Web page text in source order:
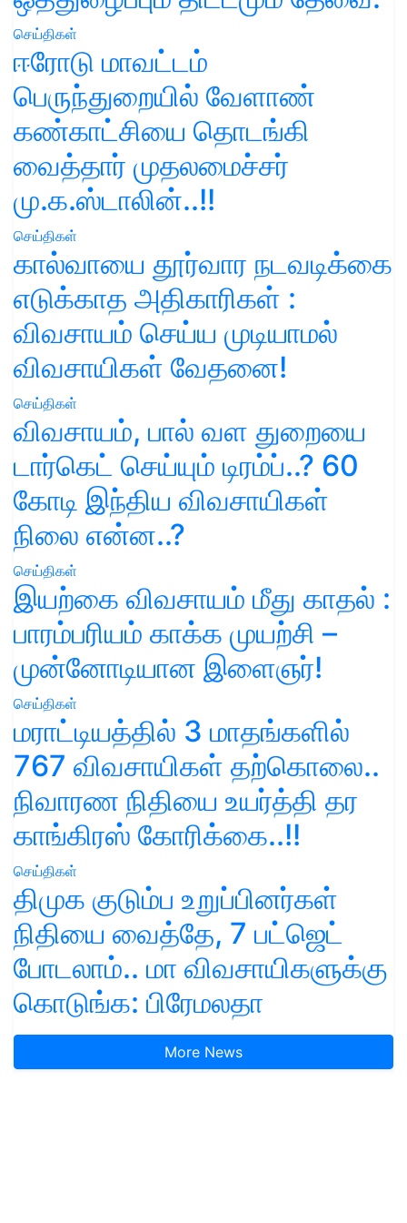
செய்திகள்
ஈரோடு மாவட்டம்
பெருந்துறையில் வேளாண்
கண்காட்சியை தொடங்கி
வைத்தார் முதலமைச்சர்
மு.க.ஸ்டாலின்..!!
செய்திகள்
கால்வாயை தூர்வார நடவடிக்கை
எடுக்காத அதிகாரிகள் :
விவசாயம் செய்ய முடியாமல்
விவசாயிகள் வேதனை!
செய்திகள்
விவசாயம், பால் வள துறையை
டார்கெட் செய்யும் டிரம்ப்..? 60
கோடி இந்திய விவசாயிகள்
நிலை என்ன..?
செய்திகள்
இயற்கை விவசாயம் மீது காதல் :
பாரம்பரியம் காக்க முயற்சி –
முன்னோடியான இளைஞர்!
செய்திகள்
மராட்டியத்தில் 3 மாதங்களில்
767 விவசாயிகள் தற்கொலை..
நிவாரண நிதியை உயர்த்தி தர
காங்கிரஸ் கோரிக்கை..!!
செய்திகள்
திமுக குடும்ப உறுப்பினர்கள்
நிதியை வைத்தே, 7 பட்ஜெட்
போடலாம்.. மா விவசாயிகளுக்கு
கொடுங்க: பிரேமலதா
More News